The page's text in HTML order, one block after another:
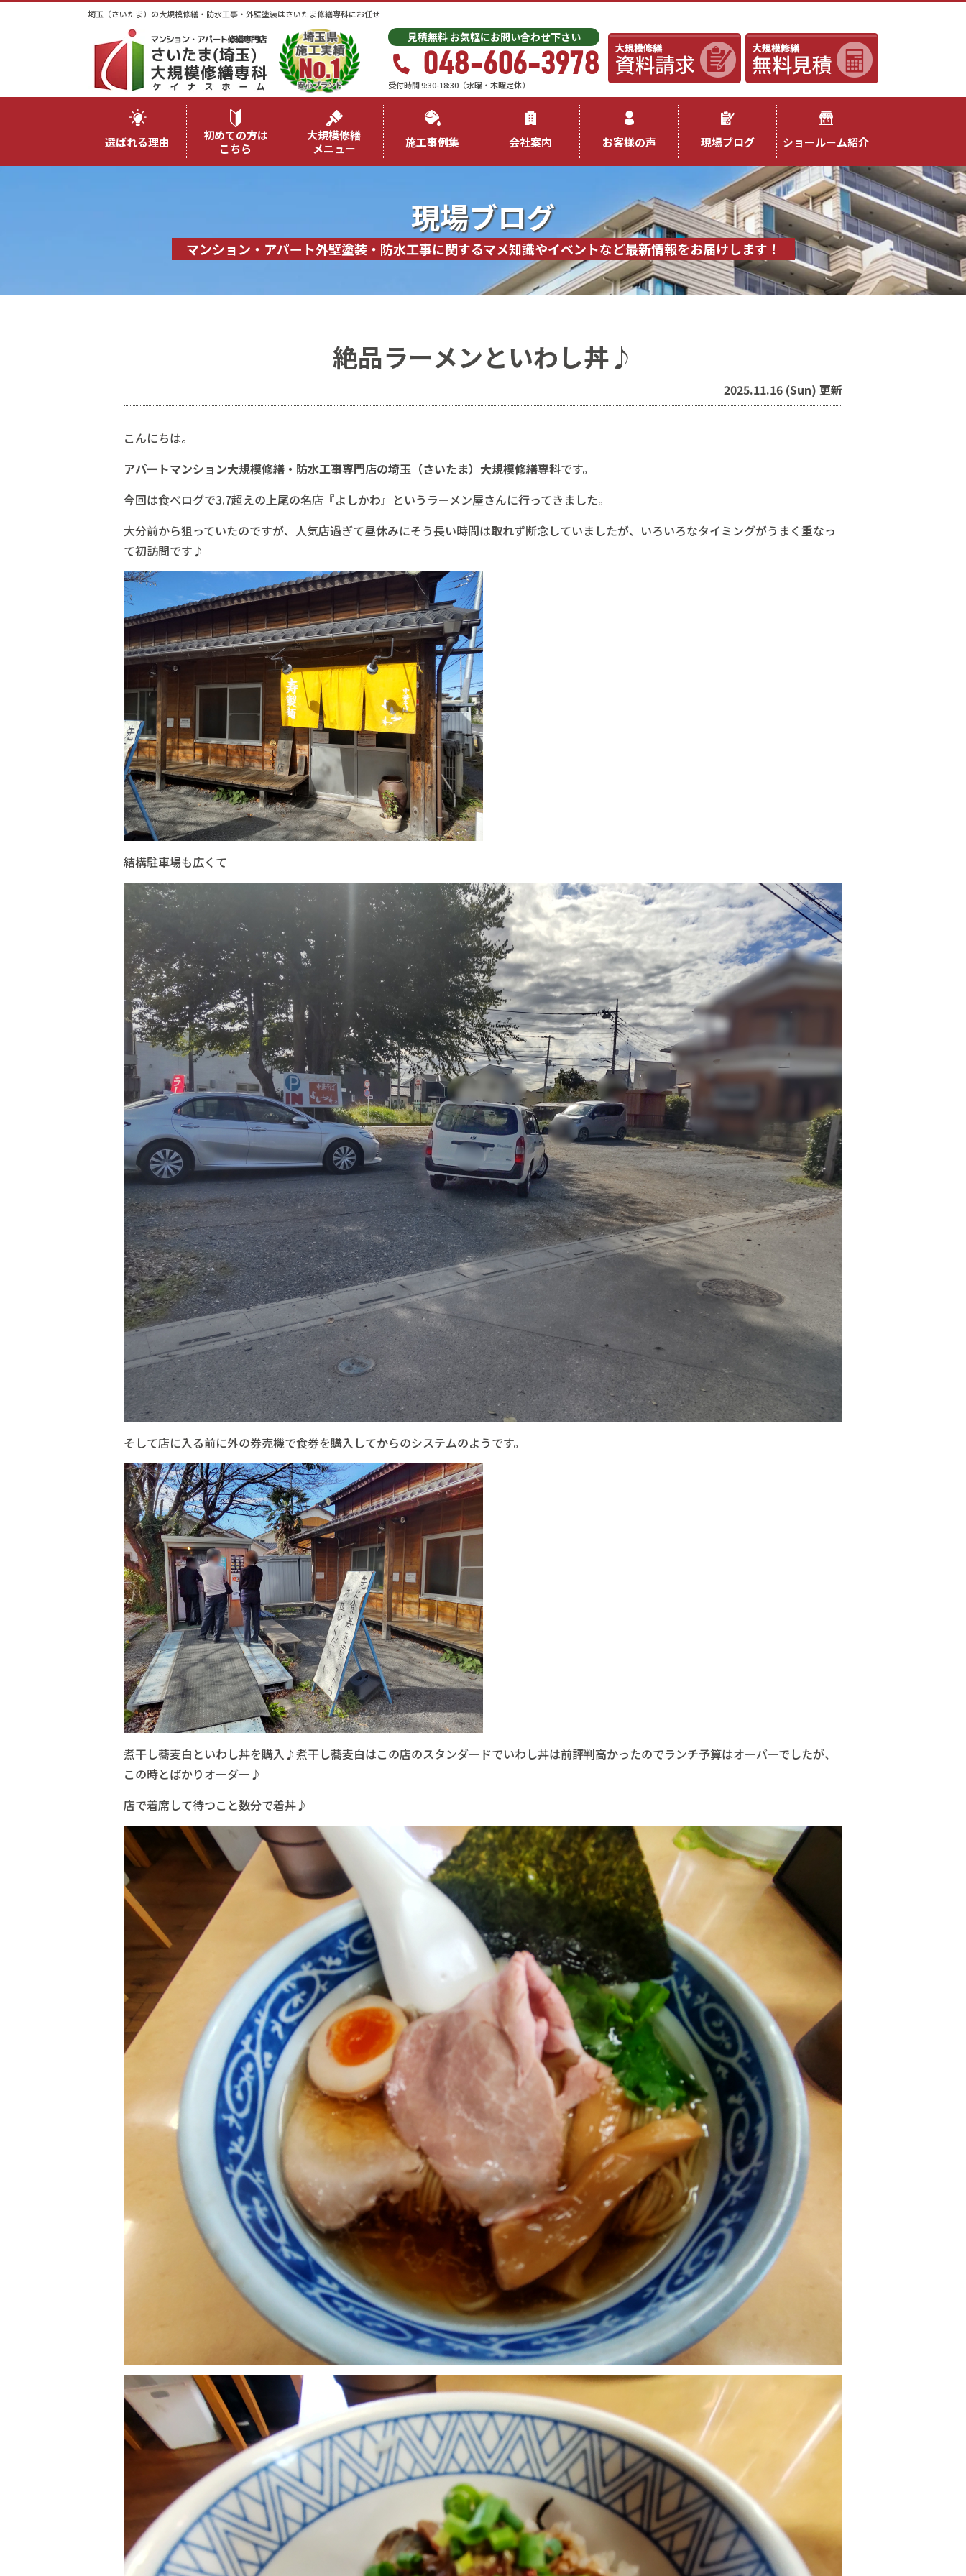
埼玉（さいたま）の大規模修繕・防水工事・外壁塗装はさいたま修繕専科にお任せ
見積無料 お気軽にお問い合わせ下さい
048-606-3978
受付時間 9:30-18:30（水曜・木曜定休）
選ばれる理由
初めての方は
こちら
大規模修繕
メニュー
施工事例集 会社案内 お客様の声 現場ブログ ショールーム紹介
現場ブログ
マンション・アパート外壁塗装・防水工事に関するマメ知識やイベントなど最新情報をお届けします！
絶品ラーメンといわし丼♪
2025.11.16 (Sun) 更新
こんにちは。
アパートマンション大規模修繕・防水工事専門店の埼玉（さいたま）大規模修繕専科です。
今回は食べログで3.7超えの上尾の名店『よしかわ』というラーメン屋さんに行ってきました。
大分前から狙っていたのですが、人気店過ぎて昼休みにそう長い時間は取れず断念していましたが、いろいろなタイミングがうまく重なっ
て初訪問です♪
結構駐車場も広くて
そして店に入る前に外の券売機で食券を購入してからのシステムのようです。
煮干し蕎麦白といわし丼を購入♪煮干し蕎麦白はこの店のスタンダードでいわし丼は前評判高かったのでランチ予算はオーバーでしたが、
この時とばかりオーダー♪
店で着席して待つこと数分で着丼♪